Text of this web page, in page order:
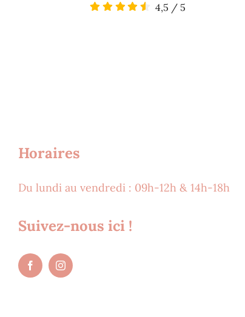
4,5 / 5
Horaires
Du lundi au vendredi : 09h-12h & 14h-18h
Suivez-nous ici !